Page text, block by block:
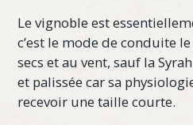
Le vignoble est
c’est le mode de conduite
secs et au vent, sauf la
et palissée car sa
recevoir une taille courte.